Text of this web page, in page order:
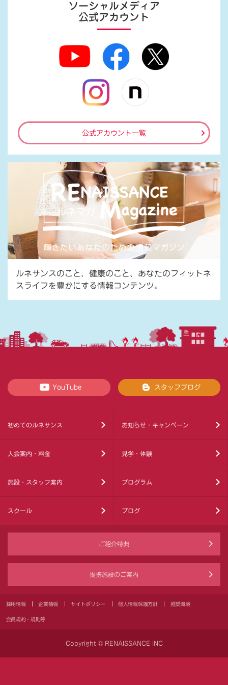
ソーシャルメディア
公式アカウント
公式アカウント一覧
ルネサンスのこと、健康のこと、あなたのフィットネ
スライフを豊かにする情報コンテンツ。
YouTube スタッフブログ
初めてのルネサンス お知らせ・キャンペーン
入会案内・料金 見学・体験
施設・スタッフ案内 プログラム
スクール ブログ
ご紹介特典
提携施設のご案内
採用情報 企業情報 サイトポリシー 個人情報保護方針 推奨環境
会員規約・規則等
Copyright © RENAISSANCE INC